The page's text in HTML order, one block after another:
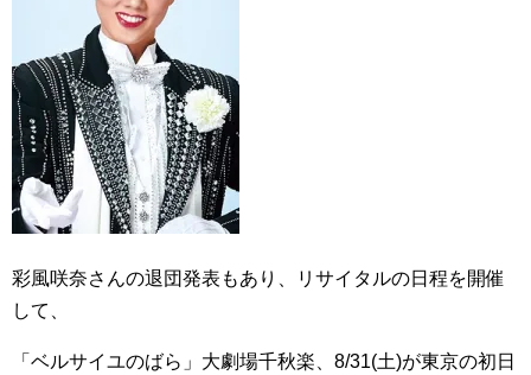
彩風咲奈さんの退団発表もあり、リサイタルの日程を開催
して、
「ベルサイユのばら」大劇場千秋楽、8/31(土)が東京の初日